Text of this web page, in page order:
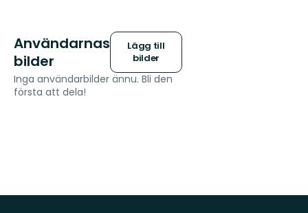
Användarnas
bilder
Lägg till
bilder
Inga användarbilder ännu. Bli den
första att dela!